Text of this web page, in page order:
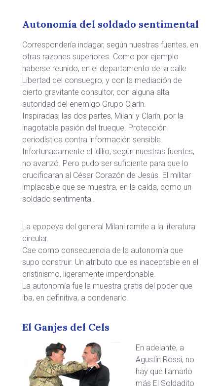
Autonomía del soldado sentimental
Correspondería indagar, según nuestras fuentes, en
otras razones superiores. Como por ejemplo
haberse reunido, en el departamento de la calle
Libertad del consuegro, y con la mediación de
cierto gravitante consultor, con alguna alta
autoridad del enemigo Grupo Clarín.
Inspiradas, las dos partes, Milani y Clarín, por la
inagotable pasión del trueque. Protección
periodística contra información sensible.
Infortunadamente el idilio, según nuestras fuentes,
no avanzó. Pero pudo ser suficiente para que lo
crucificaran al César Corazón de Jesús. El militar
implacable que se muestra, en la caída, como un
soldado sentimental.
La epopeya del general Milani remite a la literatura
circular.
Cae como consecuencia de la autonomía que
supo construir. Un atributo que es inaceptable en el
cristinismo, ligeramente imperdonable.
La autonomía fue la muestra gratis del poder que
iba, en definitiva, a condenarlo.
El Ganjes del Cels
En adelante, a
Agustín Rossi, no
hay que llamarlo
más El Soldadito